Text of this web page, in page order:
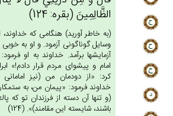
الظَّالِمِين‌َ (بقره: 124)
(به خاطر آوريد) هنگامى كه خداوند،
وسايل گوناگونى آزمود. و او به خوبى
آزمايشها برآمد. خداوند به او
امام و پيشواى مردم قرار دادم!»
كرد: «از دودمان من (نيز امامانى
خداوند فرمود: «پيمان من، به
(و تنها آن دسته از فرزندان تو كه
باشند، شايسته اين مقامند)». (124)